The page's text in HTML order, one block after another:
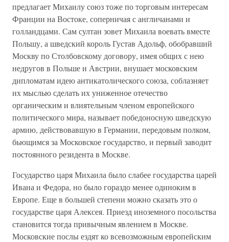
предлагает Михаилу союз тоже по торговым интересам
Франции на Востоке, соперничая с англичанами и
голландцами. Сам султан зовет Михаила воевать вместе
Польшу, а шведский король Густав Адольф, обобравший
Москву по Столбовскому договору, имея общих с нею
недругов в Польше и Австрии, внушает московским
дипломатам идею антикатолического союза, соблазняет
их мыслью сделать их униженное отечество
органическим и влиятельным членом европейского
политического мира, называет победоносную шведскую
армию, действовавшую в Германии, передовым полком,
бьющимся за Московское государство, и первый заводит
постоянного резидента в Москве.
Государство царя Михаила было слабее государства царей
Ивана и Федора, но было гораздо менее одиноким в
Европе. Еще в большей степени можно сказать это о
государстве царя Алексея. Приезд иноземного посольства
становится тогда привычным явлением в Москве.
Московские послы ездят ко всевозможным европейским